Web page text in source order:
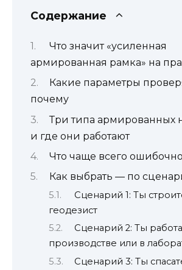
Содержание
Что значит «усиленная
армированная рамка» на
Какие параметры
почему
Три типа армированных
и где они работают
Что чаще всего
Как выбрать — по
Сценарий 1: Ты
геодезист
Сценарий 2: Ты
производстве или в
Сценарий 3: Ты